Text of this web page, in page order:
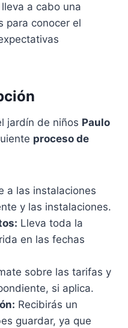
lleva a cabo una
para conocer el
jardín de niños Paulo
proceso de
a las instalaciones
y las instalaciones.
Lleva toda la
en las fechas
sobre las tarifas y
si aplica.
Recibirás un
guardar, ya que